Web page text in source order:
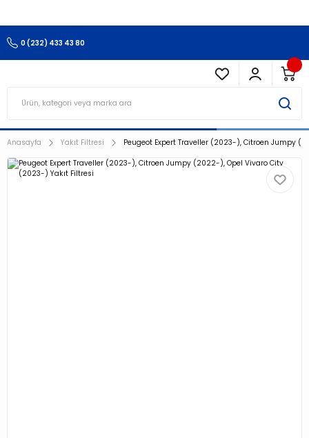
0 (232) 433 43 80
Anasayfa Yakıt Filtresi Peugeot Expert Traveller (2023-), Citroen Jumpy